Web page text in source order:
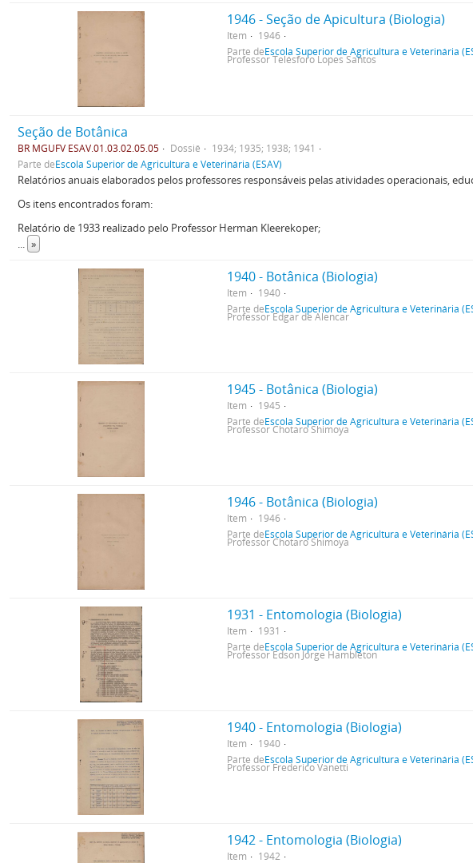
1946 - Seção de Apicultura (Biologia)
Item
1946
Parte deEscola Superior de Agricultura e Veterinária
Professor Telésforo Lopes Santos
Seção de Botânica
BR MGUFV ESAV.01.03.02.05.05 Dossiê
1934; 1935; 1938; 1941
Parte deEscola Superior de Agricultura e Veterinária (ESAV)
Relatórios anuais elaborados pelos professores responsáveis pelas atividades operacionais,
Os itens encontrados foram:
Relatório de 1933 realizado pelo Professor Herman Kleerekoper;
... »
1940 - Botânica (Biologia)
Item
1940
Parte deEscola Superior de Agricultura e Veterinária
Professor Edgar de Alencar
1945 - Botânica (Biologia)
Item
1945
Parte deEscola Superior de Agricultura e Veterinária
Professor Chotaro Shimoya
1946 - Botânica (Biologia)
Item
1946
Parte deEscola Superior de Agricultura e Veterinária
Professor Chotaro Shimoya
1931 - Entomologia (Biologia)
Item
1931
Parte deEscola Superior de Agricultura e Veterinária
Professor Edson Jorge Hambleton
1940 - Entomologia (Biologia)
Item
1940
Parte deEscola Superior de Agricultura e Veterinária
Professor Frederico Vanetti
1942 - Entomologia (Biologia)
Item
1942